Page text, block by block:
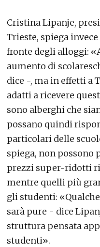
Cristina Lipanje,
Trieste, spiega
fronte degli alloggi:
aumento di
dice -, ma in effetti a
adatti a ricevere
sono alberghi che
possano quindi
particolari delle
spiega, non possono
prezzi super-ridotti
mentre quelli più
gli studenti:
sarà pure - dice
struttura pensata
studenti».